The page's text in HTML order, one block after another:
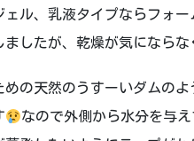
ル、乳液タイプならフォ
したが、乾燥が気にならな
の天然のうすーいダムのよ
なので外側から水分を与